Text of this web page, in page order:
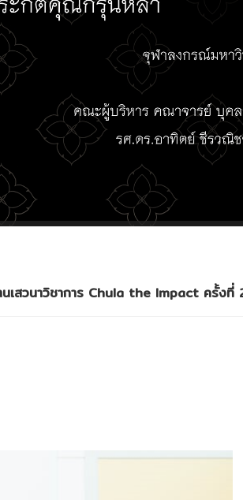
สวนาวิชาการ Chula the Impact ครั้ง